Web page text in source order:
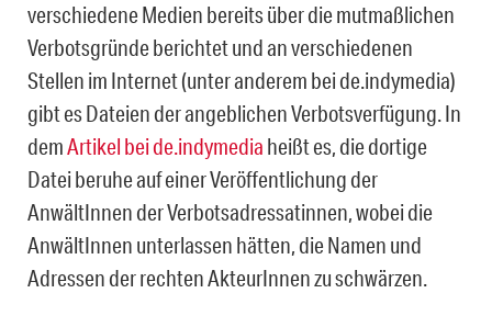
verschiedene Medien bereits über die mutmaßlichen
Verbotsgründe berichtet und an verschiedenen
Stellen im Internet (unter anderem bei de.indymedia)
gibt es Dateien der angeblichen Verbotsverfügung. In
demArtikel bei de.indymedia heißt es, die dortige
Datei beruhe auf einer Veröffentlichung der
AnwältInnen der Verbotsadressatinnen, wobei die
AnwältInnen unterlassen hätten, die Namen und
Adressen der rechten AkteurInnen zu schwärzen.